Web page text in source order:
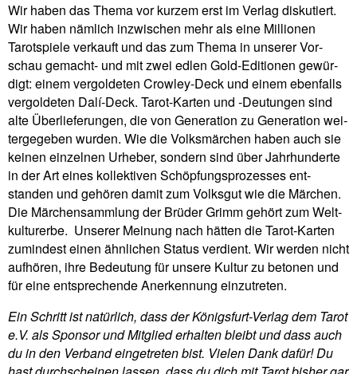
Wir haben das Thema vor kurzem erst im Verlag dis­ku­tiert.
Wir haben näm­lich inzwi­schen mehr als eine Mil­lionen
Tarot­spiele ver­kauft und das zum Thema in unserer Vor­
schau gemacht- und mit zwei edlen Gold-Edi­tionen gewür­
digt: einem ver­gol­deten Crowley-Deck und einem eben­falls
ver­gol­deten Dalí-Deck. Tarot-Karten und ‑Deu­tungen sind
alte Über­lie­fe­rungen, die von Gene­ra­tion zu Gene­ra­tion wei­
ter­ge­geben wurden. Wie die Volks­mär­chen haben auch sie
keinen ein­zelnen Urheber, son­dern sind über Jahr­hun­derte
in der Art eines kol­lek­tiven Schöp­fungs­pro­zesses ent­
standen und gehören damit zum Volksgut wie die Mär­chen.
Die Mär­chen­samm­lung der Brüder Grimm gehört zum Welt­
kul­tur­erbe. Unserer Mei­nung nach hätten die Tarot-Karten
zumin­dest einen ähn­li­chen Status ver­dient. Wir werden nicht
auf­hören, ihre Bedeu­tung für unsere Kultur zu betonen und
für eine ent­spre­chende Aner­ken­nung einzutreten.
Ein Schritt ist natür­lich, dass der Königs­furt-Verlag dem Tarot
e.V. als Sponsor und Mit­glied erhalten bleibt und dass auch
du in den Ver­band ein­ge­treten bist. Vielen Dank dafür! Du